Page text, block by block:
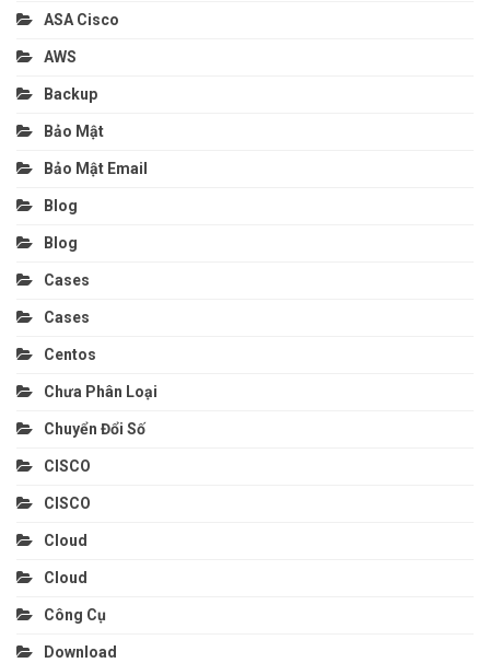
ASA Cisco
AWS
Backup
Bảo Mật
Bảo Mật Email
Blog
Blog
Cases
Cases
Centos
Chưa Phân Loại
Chuyển Đổi Số
CISCO
CISCO
Cloud
Cloud
Công Cụ
Download